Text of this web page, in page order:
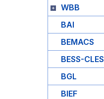
WBB
BAI
BEMACS
BESS-CLES
BGL
BIEF